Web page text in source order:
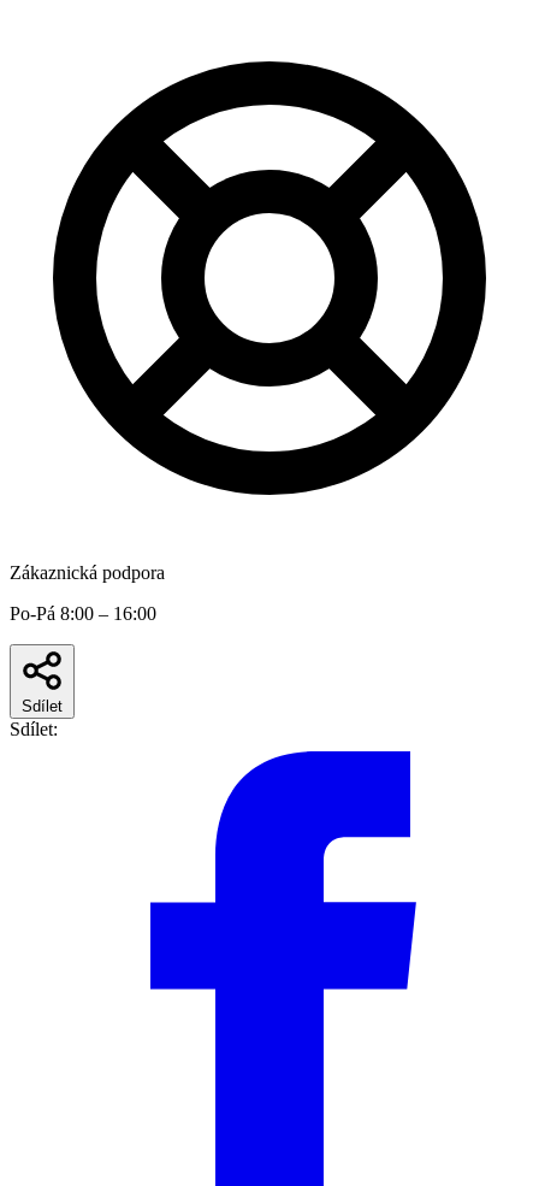
Zákaznická podpora
Po-Pá 8:00 – 16:00
Sdílet
Sdílet: